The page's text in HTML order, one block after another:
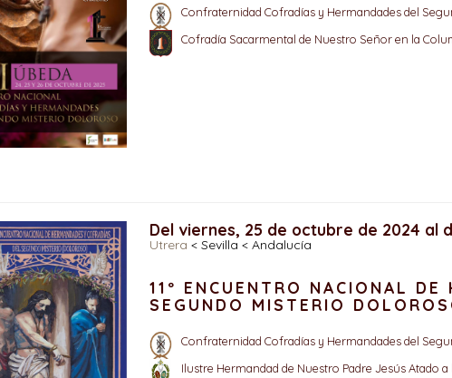
Confraternidad Cofradías y Hermandades del
Cofradía Sacarmental de Nuestro Señor en la
Del viernes, 25 de octubre de 2024 al
Utrera < Sevilla < Andalucía
11º ENCUENTRO NACIONAL
SEGUNDO MISTERIO
Confraternidad Cofradías y Hermandades del
Ilustre Hermandad de Nuestro Padre Jesús Atado